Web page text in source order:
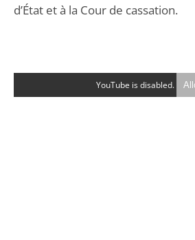
d’État et à la Cour de cassation.
YouTube is disabled.